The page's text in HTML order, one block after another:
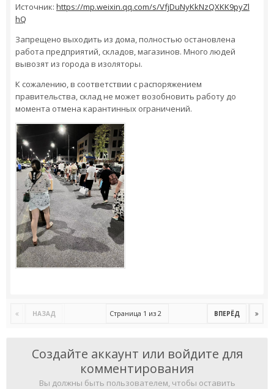
Источник: https://mp.weixin.qq.com/s/VfjDuNyKkNzQXKK9pyZl
hQ
Запрещено выходить из дома, полностью остановлена
работа предприятий, складов, магазинов. Много людей
вывозят из города в изоляторы.
К сожалению, в соответствии с распоряжением
правительства, склад не может возобновить работу до
момента отмена карантинных ограничений.
НАЗАД ВПЕРЁД
Страница 1 из 2
Создайте аккаунт или войдите для
комментирования
Вы должны быть пользователем, чтобы оставить